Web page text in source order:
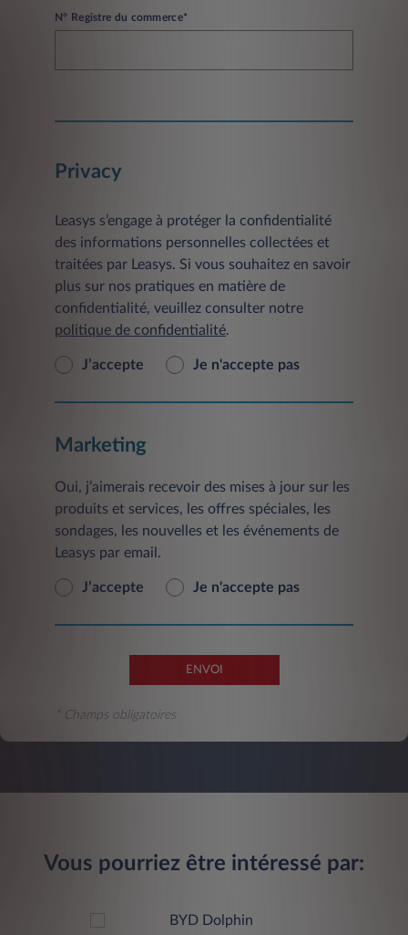
N° Registre du commerce*
Privacy
Leasys s’engage à protéger la confidentialité
des informations personnelles collectées et
traitées par Leasys. Si vous souhaitez en savoir
plus sur nos pratiques en matière de
confidentialité, veuillez consulter notre
politique de confidentialité.
J’accepte Je n'accepte pas
Marketing
Oui, j’aimerais recevoir des mises à jour sur les
produits et services, les offres spéciales, les
sondages, les nouvelles et les événements de
Leasys par email.
J’accepte Je n'accepte pas
ENVOI
* Champs obligatoires
Vous pourriez être intéressé par: